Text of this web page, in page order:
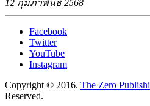
12 กุมภาพันธ์ 2568
Facebook
Twitter
YouTube
Instagram
Copyright © 2016. The Zero
Reserved.